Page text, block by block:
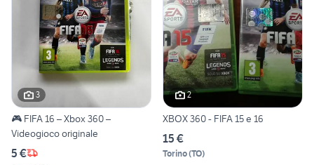
3
🎮 FIFA 16 – Xbox 360 –
Videogioco originale
5 €
2
XBOX 360 - FIFA 15 e 16
15 €
Torino(TO)